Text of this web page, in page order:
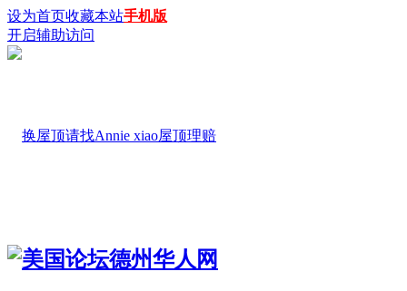
设为首页收藏本站手机版
开启辅助访问